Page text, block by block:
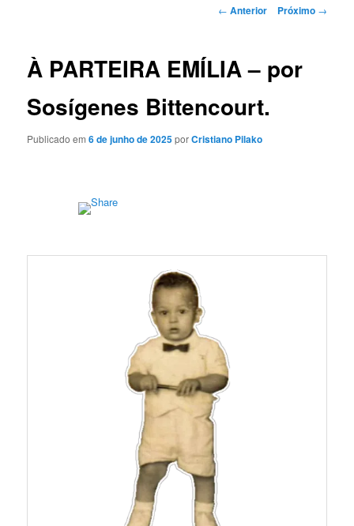
Navegação
← Anterior Próximo →
À PARTEIRA EMÍLIA – por
Sosígenes Bittencourt.
Publicado em6 de junho de 2025porCristiano Pilako